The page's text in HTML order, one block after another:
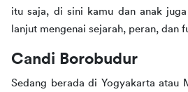
itu saja, di sini kamu dan anak
lanjut mengenai sejarah, peran, dan
Candi Borobudur
Sedang berada di Yogyakarta atau